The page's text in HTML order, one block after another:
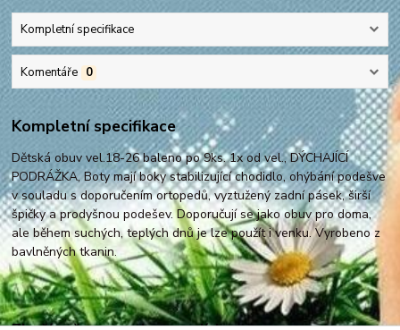
Kompletní specifikace
Komentáře 0
Kompletní specifikace
Dětská obuv vel.18-26 baleno po 9ks. 1x od vel., DÝCHAJÍCÍ
PODRÁŽKA, Boty mají boky stabilizující chodidlo, ohýbání podešve
v souladu s doporučením ortopedů, vyztužený zadní pásek, širší
špičky a prodyšnou podešev. Doporučují se jako obuv pro doma,
ale během suchých, teplých dnů je lze použít i venku. Vyrobeno z
bavlněných tkanin.